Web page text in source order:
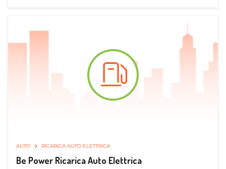
AUTO RICARICA AUTO ELETTRICA
Be Power Ricarica Auto Elettrica